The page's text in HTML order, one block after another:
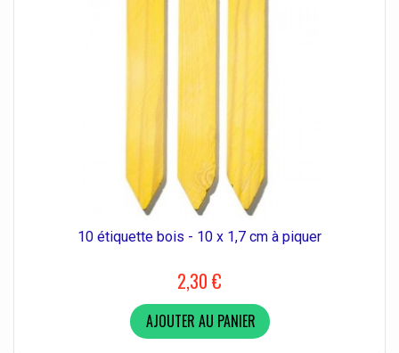
10 étiquette bois - 10 x 1,7 cm à piquer
2,30 €
AJOUTER AU PANIER